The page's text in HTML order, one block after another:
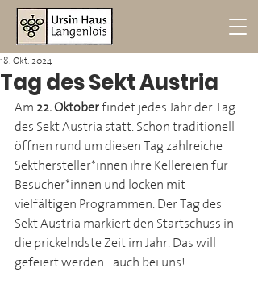
Tag des Sekt Austria
18. Okt. 2024
Am 22. Oktober findet jedes Jahr der Tag
des Sekt Austria statt. Schon traditionell
öffnen rund um diesen Tag zahlreiche
Sekthersteller*innen ihre Kellereien für
Besucher*innen und locken mit
vielfältigen Programmen. Der Tag des
Sekt Austria markiert den Startschuss in
die prickelndste Zeit im Jahr. Das will
gefeiert werden - auch bei uns!